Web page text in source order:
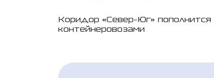
Навигация
записям
Коридор «Север-Юг» пополнится
контейнеровозами